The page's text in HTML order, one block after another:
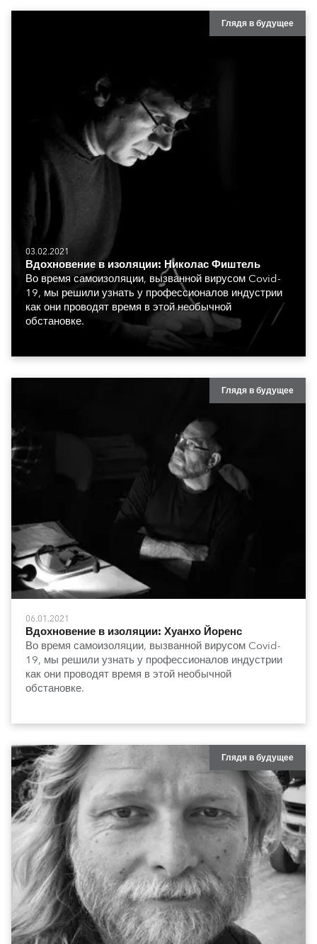
Глядя в будущее
03.02.2021
Вдохновение в изоляции: Николас Фиштель
Во время самоизоляции, вызванной вирусом Covid-
19, мы решили узнать у профессионалов индустрии
как они проводят время в этой необычной
обстановке.
Глядя в будущее
06.01.2021
Вдохновение в изоляции: Хуанхо Йоренс
Во время самоизоляции, вызванной вирусом Covid-
19, мы решили узнать у профессионалов индустрии
как они проводят время в этой необычной
обстановке.
Глядя в будущее